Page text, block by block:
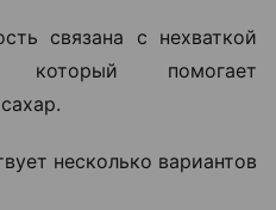
связана с нехваткой
который помогает
несколько вариантов